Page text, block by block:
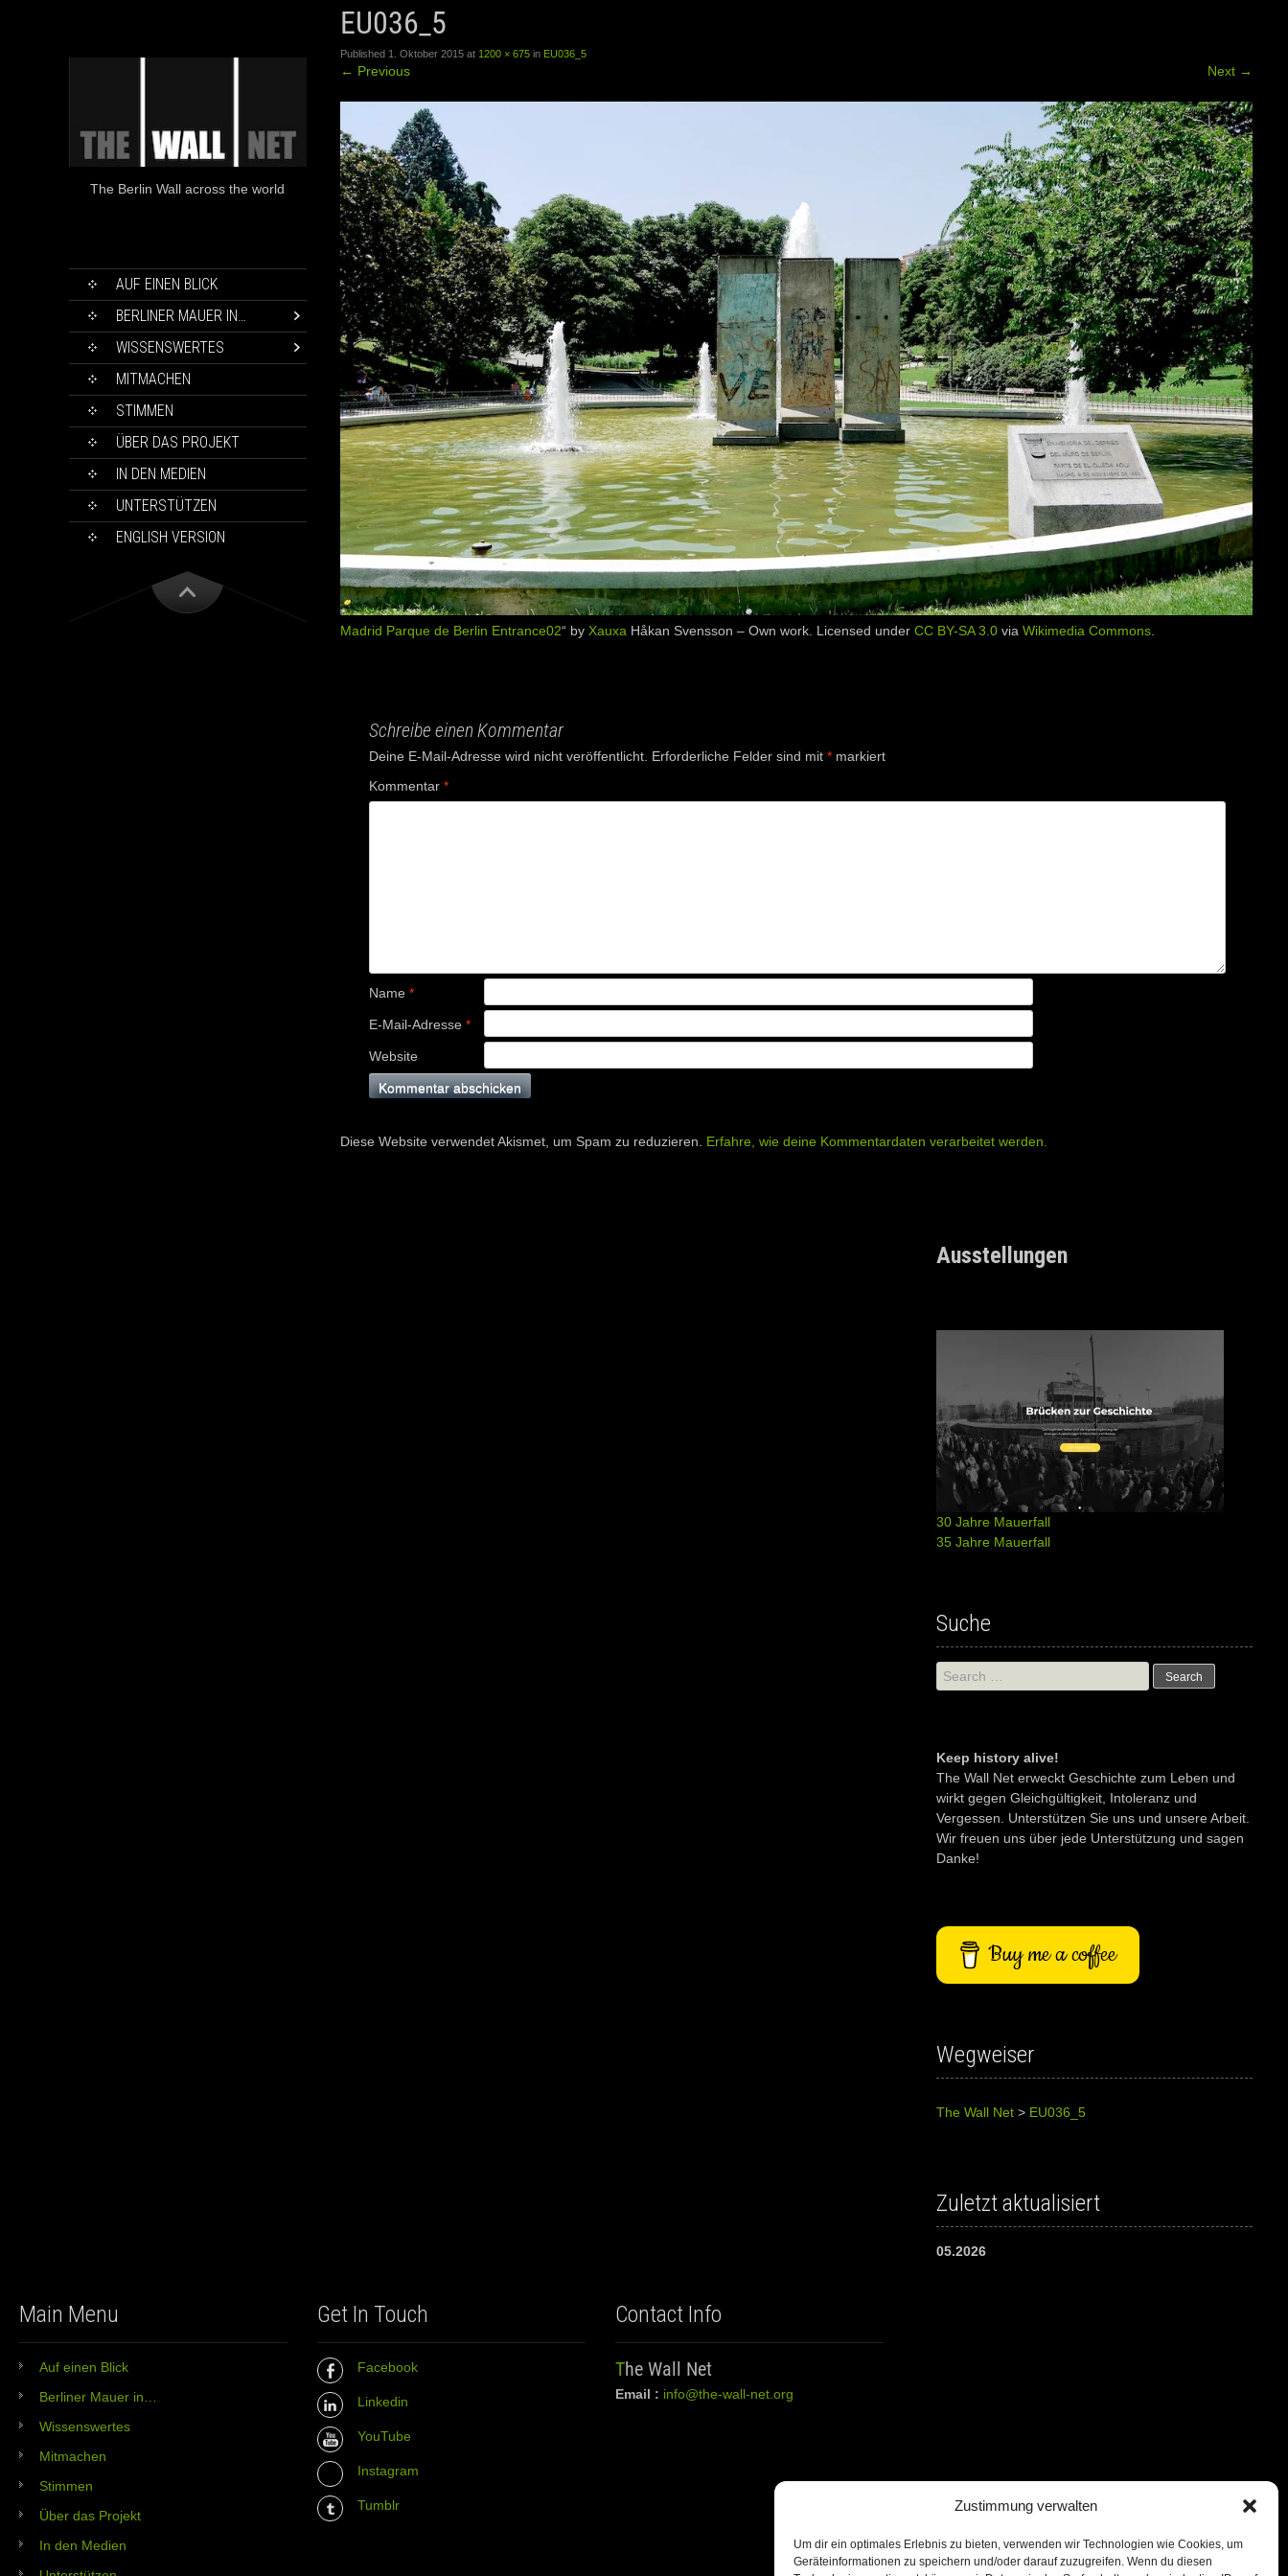
Zustimmung verwalten
Um dir ein optimales Erlebnis zu bieten, verwenden wir Technologien wie Cookies, um
Geräteinformationen zu speichern und/oder darauf zuzugreifen. Wenn du diesen
The Berlin Wall across the world
SKIP
CONTENT
AUF EINEN BLICK
BERLINER MAUER IN…
WISSENSWERTES
MITMACHEN
STIMMEN
ÜBER DAS PROJEKT
IN DEN MEDIEN
UNTERSTÜTZEN
ENGLISH VERSION
EU036_5
Published 1. Oktober 2015at 1200 × 675in EU036_5
← Previous Next →
Madrid Parque de Berlin Entrance02“ by Xauxa Håkan Svensson – Own work. Licensed under CC BY-SA 3.0via Wikimedia Commons.
Schreibe einen Kommentar
Deine E-Mail-Adresse wird nicht veröffentlicht. Erforderliche Felder sind mit *markiert
Kommentar *
Name *
E-Mail-Adresse *
Website
Diese Website verwendet Akismet, um Spam zu reduzieren. Erfahre, wie deine Kommentardaten verarbeitet werden.
Ausstellungen
30 Jahre Mauerfall
35 Jahre Mauerfall
Suche
Search
for:
Keep history alive!
The Wall Net erweckt Geschichte zum Leben und
wirkt gegen Gleichgültigkeit, Intoleranz und
Vergessen. Unterstützen Sie uns und unsere Arbeit.
Wir freuen uns über jede Unterstützung und sagen
Danke!
Buy me a coffee
Wegweiser
The Wall Net> EU036_5
Zuletzt aktualisiert
05.2026
Main Menu
Auf einen Blick
Berliner Mauer in…
Wissenswertes
Mitmachen
Stimmen
Über das Projekt
In den Medien
Get In Touch
Facebook
Linkedin
YouTube
Instagram
Tumblr
Contact Info
The Wall Net
Email : info@the-wall-net.org